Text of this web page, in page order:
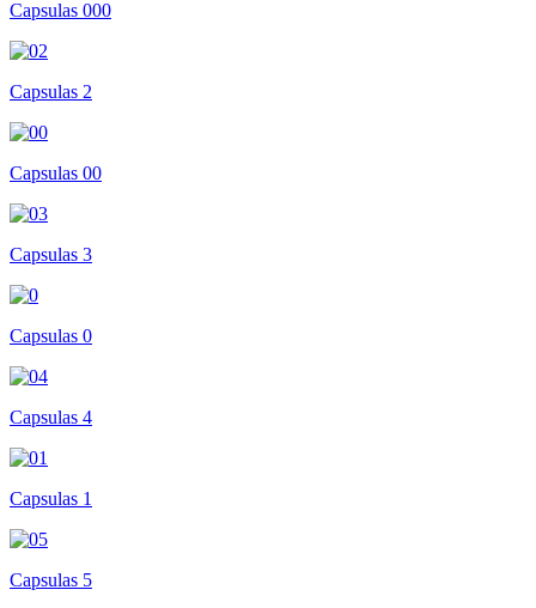
Capsulas 000
Capsulas 2
Capsulas 00
Capsulas 3
Capsulas 0
Capsulas 4
Capsulas 1
Capsulas 5